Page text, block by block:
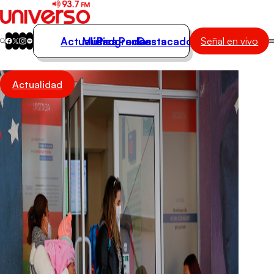
Actualidad
Música
Programas
Podcasts
Destacados
Actualidad
Música
Programas
Podcasts
Destacados Señal en vivo
Actualidad